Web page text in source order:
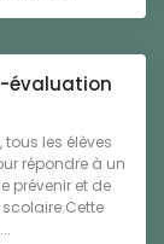
évaluation
tous les élèves
répondre à un
prévenir et de